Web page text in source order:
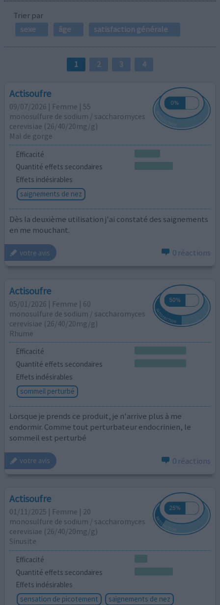
Trier par
sexe
âge satisfaction générale
1 2 3 4
Actisoufre
09/07/2026 | Femme | 55
monosulfure de sodium / saccharomyces
cerevisiae (26/40/20mg/g)
Mal de gorge
Efficacité
Quantité effets secondaires
Effets indésirables
saignements de nez
Dès la deuxième utilisation j'ai constaté des saignements
en me mouchant.
votre avis 0 réactions
Actisoufre
05/01/2026 | Femme | 60
monosulfure de sodium / saccharomyces
cerevisiae (26/40/20mg/g)
Rhume
Efficacité
Quantité effets secondaires
Effets indésirables
sommeil perturbé
Lorsque je prends ce produit, je n'arrive plus à me
endormir. Comme tout perturbateur endocrinien, le
sommeil est perturbé
votre avis 0 réactions
Actisoufre
01/11/2025 | Femme | 20
monosulfure de sodium / saccharomyces
cerevisiae (26/40/20mg/g)
Sinusite
Efficacité
Quantité effets secondaires
Effets indésirables
sensation de picotement
saignements de nez